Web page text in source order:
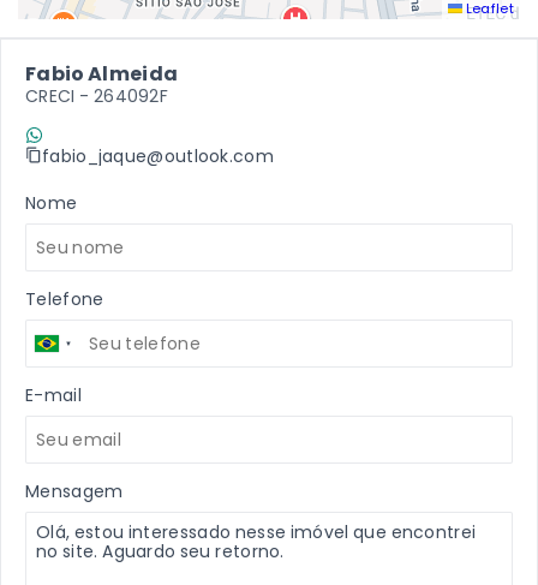
Leaflet
Fabio Almeida
CRECI - 264092F
fabio_jaque@outlook.com
Nome
Telefone
E-mail
Mensagem